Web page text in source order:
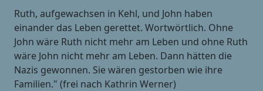
Ruth, aufgewachsen in Kehl, und John haben
einander das Leben gerettet. Wortwörtlich. Ohne
John wäre Ruth nicht mehr am Leben und ohne Ruth
wäre John nicht mehr am Leben. Dann hätten die
Nazis gewonnen. Sie wären gestorben wie ihre
Familien." (frei nach Kathrin Werner)